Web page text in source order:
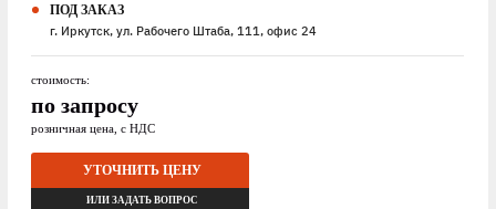
ПОД ЗАКАЗ
г. Иркутск, ул. Рабочего Штаба, 111, офис 24
стоимость:
по запросу
розничная цена, с НДС
УТОЧНИТЬ ЦЕНУ
ИЛИ ЗАДАТЬ ВОПРОС